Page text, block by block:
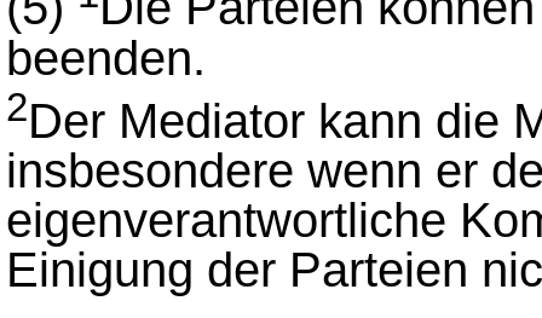
beenden.
2Der Mediator kann die
insbesondere wenn er
eigenverantwortliche
Einigung der Parteien